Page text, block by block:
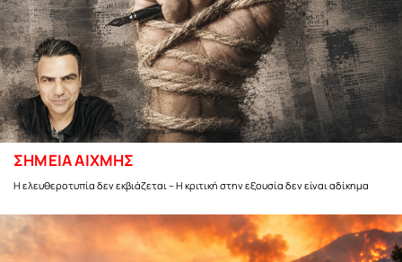
ΣΗΜΕΙΑ ΑΙΧΜΗΣ
Η ελευθεροτυπία δεν εκβιάζεται – Η κριτική στην εξουσία δεν είναι αδίκημα